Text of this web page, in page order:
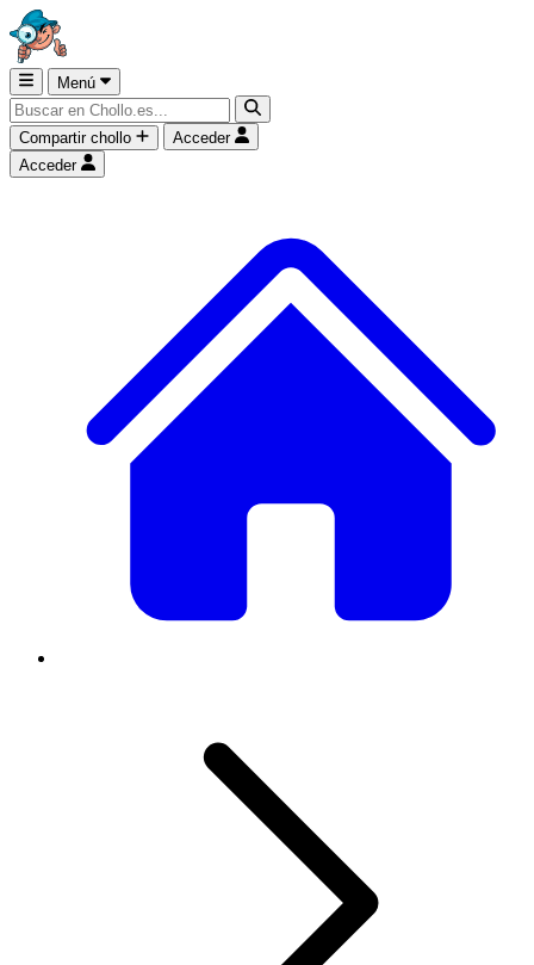
Menú
Compartir chollo
Acceder
Acceder